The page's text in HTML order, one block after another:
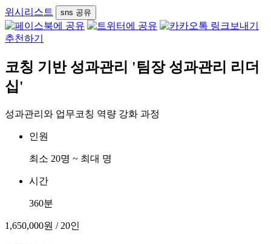
위시리스트 sns 공유
추천하기
코칭 기반 성과관리 '팀장 성과관리 리더
십'
성과관리와 업무코칭 역량 강화 과정
인원
최소 20명 ~ 최대 명
시간
360분
1,650,000원 / 20인